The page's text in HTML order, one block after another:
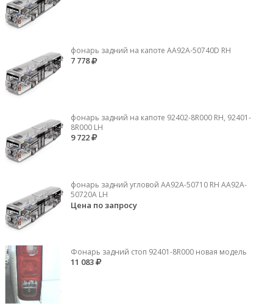
фонарь задний на капоте AA92A-50740D RH
7 778
фонарь задний на капоте 92402-8R000 RH, 92401-
8R000 LH
9 722
фонарь задний угловой AA92A-50710 RH AA92A-
50720A LH
Цена по запросу
Фонарь задний стоп 92401-8R000 новая модель
11 083